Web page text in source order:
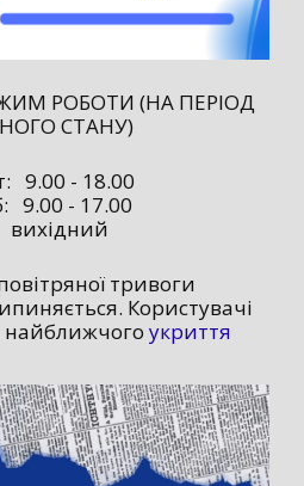
РОБОТИ (НА ПЕРІОД
СТАНУ)
9.00 - 18.00
9.00 - 17.00
тривоги
Користувачі
найближчого укриття